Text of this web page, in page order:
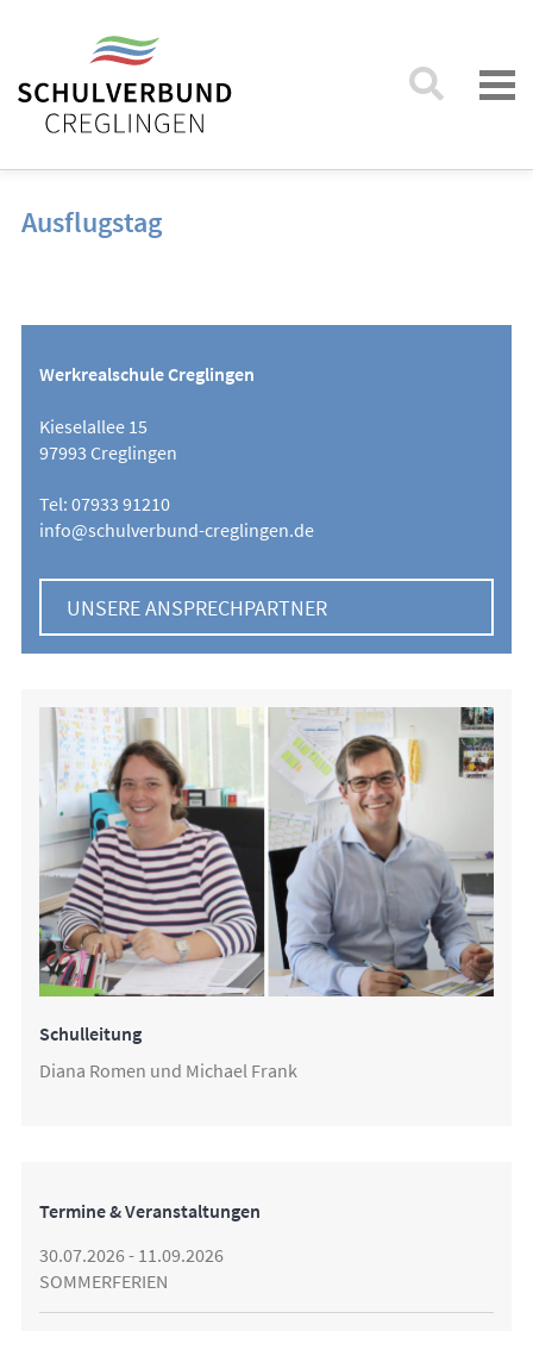
Ausflugstag
Werkrealschule Creglingen
Kieselallee 15
97993 Creglingen
Tel: 07933 91210
info@schulverbund-creglingen.de
UNSERE ANSPRECHPARTNER
Schulleitung
Diana Romen und Michael Frank
Termine & Veranstaltungen
30.07.2026 - 11.09.2026
SOMMERFERIEN